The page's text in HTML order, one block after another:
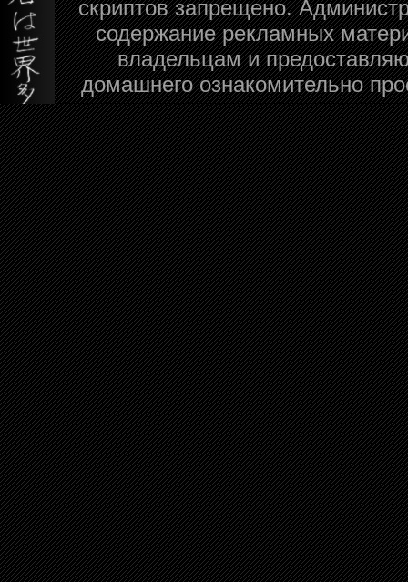
скриптов запрещено.
содержание рекламных
владельцам и
домашнего ознакомительно